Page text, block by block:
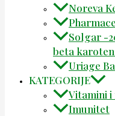
Noreva
Solgar -
beta
Uriage
KATEGORIJE
Vitamini
Imunitet